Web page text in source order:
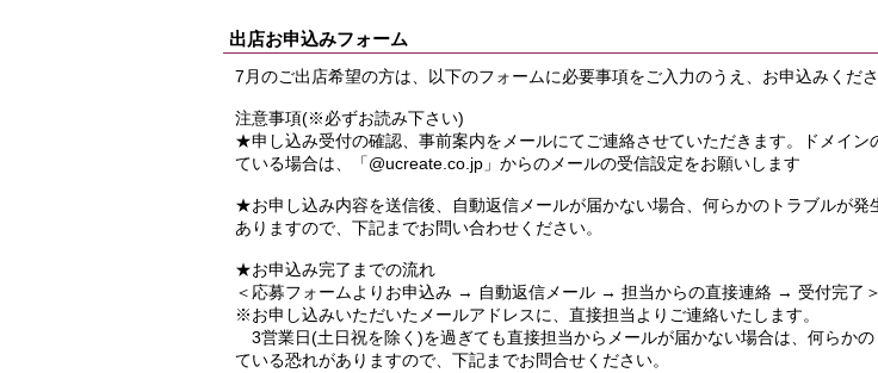
出店お申込みフォーム
7月のご出店希望の方は、以下のフォームに必要事項をご入力のうえ、お申込みくださ
注意事項(※必ずお読み下さい)
★申し込み受付の確認、事前案内をメールにてご連絡させていただきます。ドメイン
ている場合は、「@ucreate.co.jp」からのメールの受信設定をお願いします
★お申し込み内容を送信後、自動返信メールが届かない場合、何らかのトラブルが発
ありますので、下記までお問い合わせください。
★お申込み完了までの流れ
＜応募フォームよりお申込み → 自動返信メール → 担当からの直接連絡 → 受付完了＞
※お申し込みいただいたメールアドレスに、直接担当よりご連絡いたします。
3営業日(土日祝を除く)を過ぎても直接担当からメールが届かない場合は、何らかの
ている恐れがありますので、下記までお問合せください。